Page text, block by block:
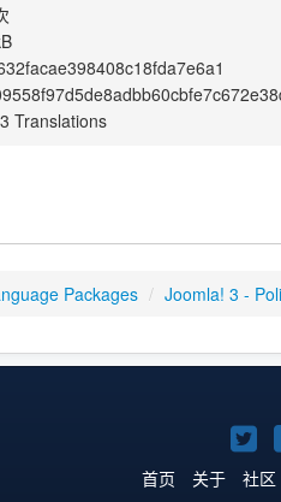
Translations
Packages / Joomla! 3 -
主
首页 关于 社区